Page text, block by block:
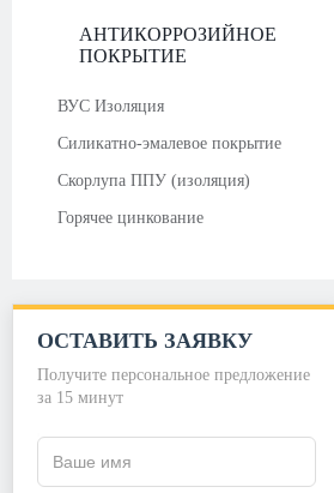
АНТИКОРРОЗИЙНОЕ
ПОКРЫТИЕ
ВУС Изоляция
Силикатно-эмалевое покрытие
Скорлупа ППУ (изоляция)
Горячее цинкование
ОСТАВИТЬ ЗАЯВКУ
Получите персональное предложение
за 15 минут